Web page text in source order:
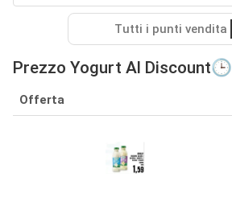
Tutti i punti vendita
Prezzo Yogurt Al Discount🕒
Offerta